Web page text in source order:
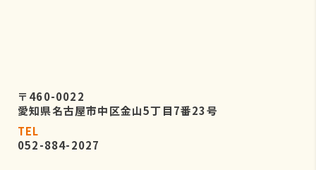
〒460-0022
愛知県名古屋市中区金山5丁目7番23号
TEL
052-884-2027